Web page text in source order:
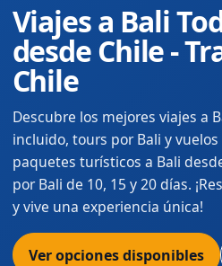
Viajes a Bali
desde Chile -
Chile
Descubre los mejores viajes a
incluido, tours por Bali y
paquetes turísticos a Bali
por Bali de 10, 15 y 20 días.
y vive una experiencia única!
Ver opciones disponibles